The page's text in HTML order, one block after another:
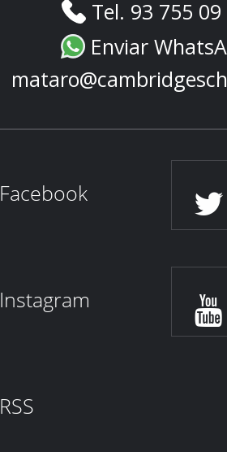
Tel. 93 755
Enviar
Facebook
Instagram
RSS